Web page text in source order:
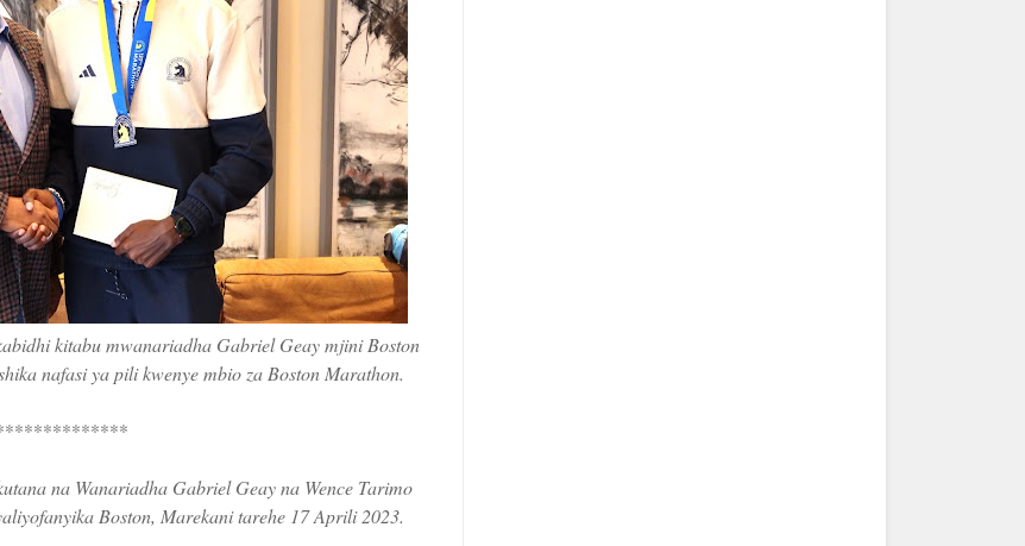
kitabu mwanariadha Gabriel Geay mjini Boston
nafasi ya pili kwenye mbio za Boston Marathon.
na Wanariadha Gabriel Geay na Wence Tarimo
Boston, Marekani tarehe 17 Aprili 2023.